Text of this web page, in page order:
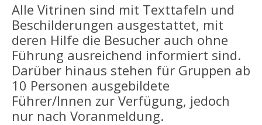
Alle Vitrinen sind mit Texttafeln und
Beschilderungen ausgestattet, mit
deren Hilfe die Besucher auch ohne
Führung ausreichend informiert sind.
Darüber hinaus stehen für Gruppen ab
10 Personen ausgebildete
Führer/Innen zur Verfügung, jedoch
nur nach Voranmeldung.